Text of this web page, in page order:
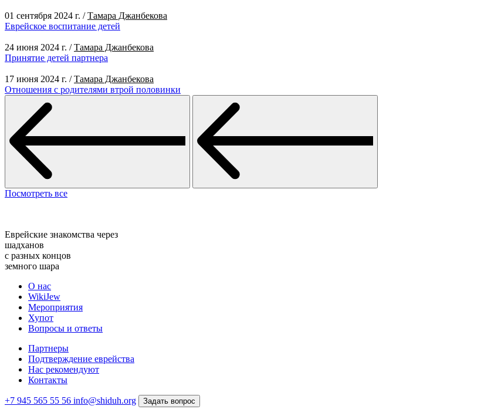
01 сентября 2024 г. /Тамара Джанбекова
Еврейское воспитание детей
24 июня 2024 г. /Тамара Джанбекова
Принятие детей партнера
17 июня 2024 г. /Тамара Джанбекова
Отношения с родителями втрой половинки
Посмотреть все
Еврейские знакомства через
шадханов
с разных концов
земного шара
О нас
WikiJew
Мероприятия
Хупот
Вопросы и ответы
Партнеры
Подтверждение еврейства
Нас рекомендуют
Контакты
+7 945 565 55 56 info@shiduh.org Задать вопрос